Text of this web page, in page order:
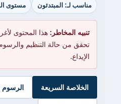
مناسب لـ: المبتدئون
مستوى
تنبيه المخاطر: هذا المحتوى
تحقق من حالة التنظيم
الإيداع.
الخلاصة السريعة الرسوم